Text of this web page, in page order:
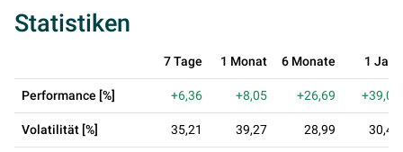
Statistiken
7 Tage 1 Monat 6 Monate 1 Jahr
Performance [%] +6,36 +8,05 +26,69 +39,03
Volatilität [%] 35,21 39,27 28,99 30,42